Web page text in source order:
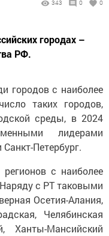
343 0 0
городах –
РФ.
городов с наиболее
таких городов,
среды, в 2024
лидерами
Петербург.
с наиболее
с РТ таковыми
Осетия-Алания,
Челябинская
Ханты-Мансийский